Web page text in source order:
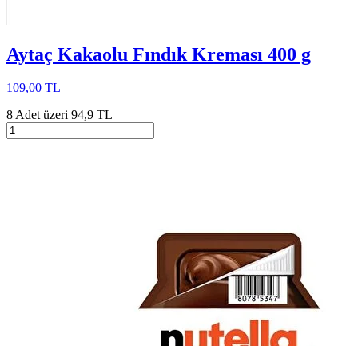
Aytaç Kakaolu Fındık Kreması 400 g
109,00 TL
8 Adet üzeri 94,9 TL